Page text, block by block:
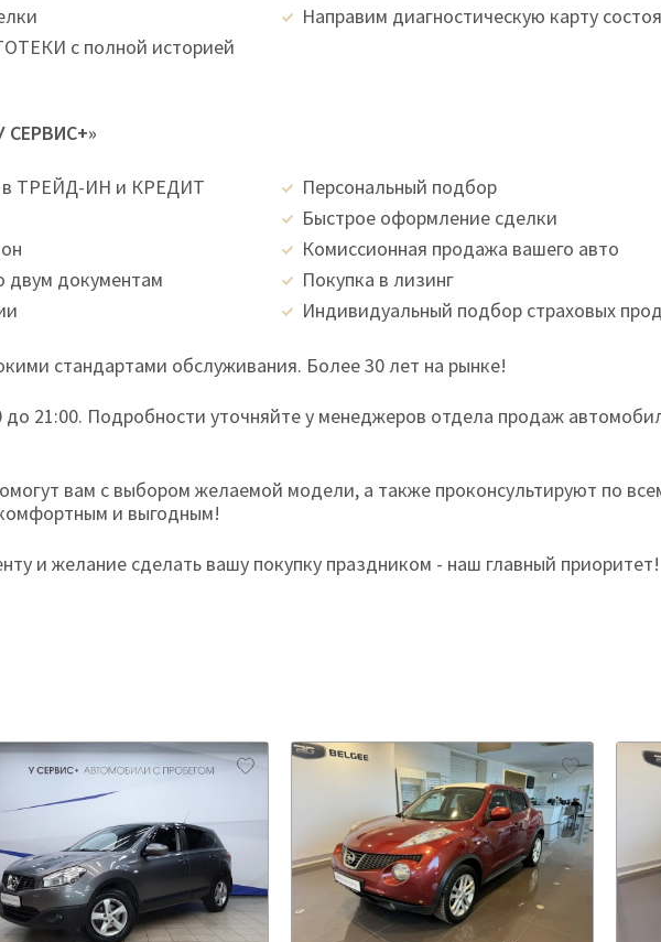
с полной историей
Направим диагностическую карту
в ТРЕЙД-ИН и КРЕДИТ
двум документам
Персональный подбор
Быстрое оформление сделки
Комиссионная продажа вашего авто
Покупка в лизинг
Индивидуальный подбор страховых
стандартами обслуживания. Более 30 лет на рынке!
21:00. Подробности уточняйте у менеджеров отдела продаж
вам с выбором желаемой модели, а также проконсультируют по
и выгодным!
и желание сделать вашу покупку праздником - наш главный приоритет!